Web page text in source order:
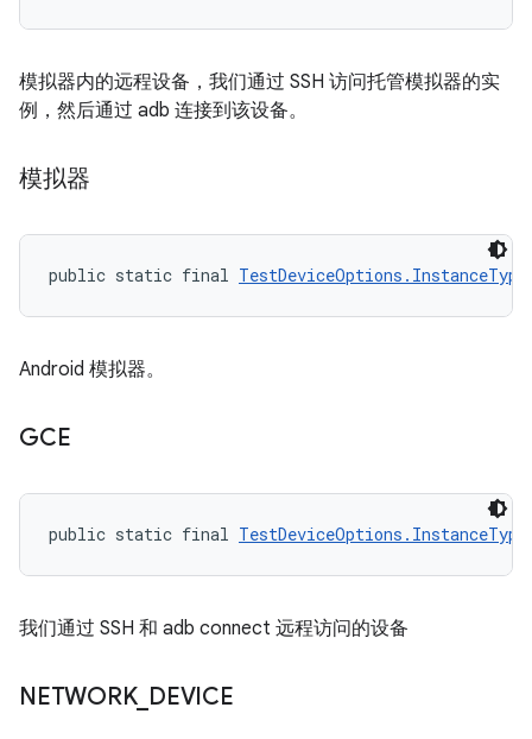
模拟器内的远程设备，我们通过 SSH 访问托管模拟器的实
例，然后通过 adb 连接到该设备。
模拟器
public static final TestDeviceOptions.InstanceType
Android 模拟器。
GCE
public static final TestDeviceOptions.InstanceType
我们通过 SSH 和 adb connect 远程访问的设备
NETWORK_ DEVICE